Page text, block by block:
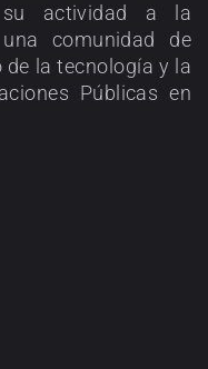
su actividad a la
comunidad de
la tecnología y la
Públicas en